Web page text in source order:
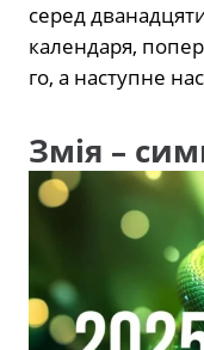
серед
календаря,
го, а наступне
Змія –